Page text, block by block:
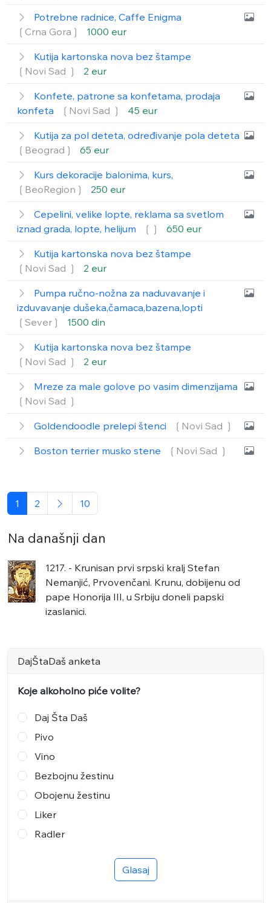
Potrebne radnice, Caffe Enigma
❲Crna Gora❳
1000 eur
Kutija kartonska nova bez štampe
❲Novi Sad ❳
2 eur
Konfete, patrone sa konfetama, prodaja
konfeta
❲Novi Sad ❳ 45 eur
Kutija za pol deteta, određivanje pola deteta
❲Beograd❳
65 eur
Kurs dekoracije balonima, kurs,
❲BeoRegion❳
250 eur
Cepelini, velike lopte, reklama sa svetlom
iznad grada, lopte, helijum
❲❳ 650 eur
Kutija kartonska nova bez štampe
❲Novi Sad ❳
2 eur
Pumpa ručno-nožna za naduvavanje i
izduvavanje dušeka,čamaca,bazena,lopti
❲Sever❳
1500 din
Kutija kartonska nova bez štampe
❲Novi Sad ❳
2 eur
Mreze za male golove po vasim dimenzijama
❲Novi Sad ❳
Goldendoodle prelepi štenci ❲Novi Sad ❳
Boston terrier musko stene ❲Novi Sad ❳
1 2 10
Na današnji dan
1217. - Krunisan prvi srpski kralj Stefan
Nemanjić, Prvovenčani. Krunu, dobijenu od
pape Honorija III, u Srbiju doneli papski
izaslanici.
DajŠtaDaš anketa
Koje alkoholno piće volite?
Daj Šta Daš
Pivo
Vino
Bezbojnu žestinu
Obojenu žestinu
Liker
Radler
Glasaj